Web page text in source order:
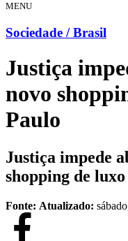
MENU
Sociedade / Brasil
Justiça
novo
Paulo
Justiça impede
shopping de luxo
Fonte: Atualizado: